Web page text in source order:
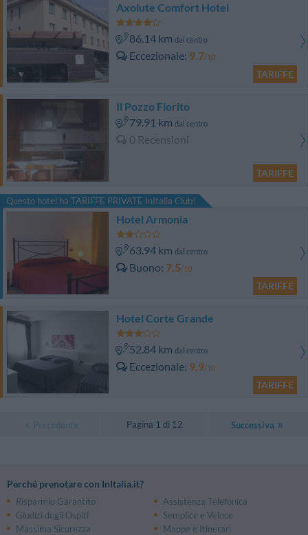
Axolute Comfort Hotel
86.14 km dal centro
Eccezionale 9.7/10
TARIFFE
Il Pozzo Fiorito
79.91 km dal centro
0 Recensioni
TARIFFE
Questo hotel ha TARIFFE PRIVATE InItalia Club!
Hotel Armonia
63.94 km dal centro
Buono 7.5/10
TARIFFE
Hotel Corte Grande
52.84 km dal centro
Eccezionale 9.9/10
TARIFFE
Pagina 1 di 12 Successiva
Perché prenotare con InItalia.it?
Risparmio Garantito
Assistenza Telefonica
Giudizi degli Ospiti
Semplice e Veloce
Massima Sicurezza
Mappe e Itinerari